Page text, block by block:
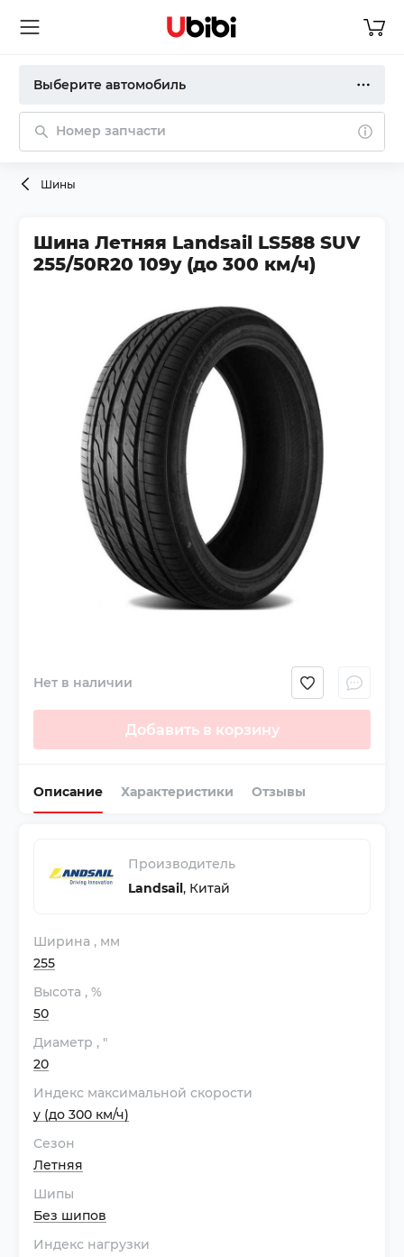
Выберите автомобиль
Номер запчасти
Шины
Шина Летняя Landsail LS588 SUV
255/50R20 109y (до 300 км/ч)
Нет в наличии
Добавить в корзину
Описание Характеристики Отзывы
Производитель
Landsail, Китай
Ширина , мм
255
Высота , %
50
Диаметр , "
20
Индекс максимальной скорости
y (до 300 км/ч)
Сезон
Летняя
Шипы
Без шипов
Индекс нагрузки